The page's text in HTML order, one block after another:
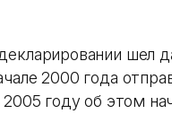
шел
2000 года
году об этом